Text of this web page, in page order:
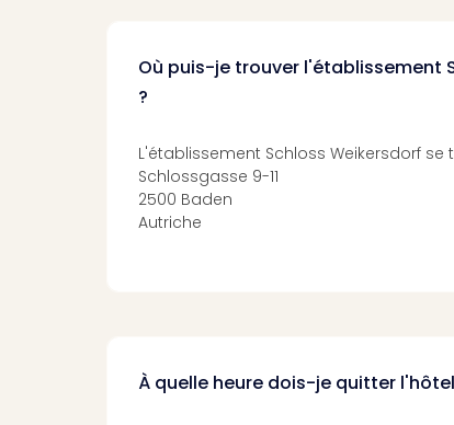
Où puis-je trouver l'établissement
?
L'établissement Schloss Weikersdorf
Schlossgasse 9-11
2500 Baden
Autriche
À quelle heure dois-je quitter